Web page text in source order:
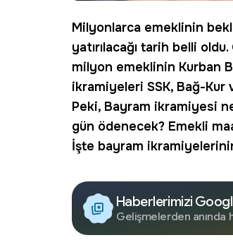
Milyonlarca emeklinin
yatırılacağı tarih belli
milyon emeklinin Kurban
ikramiyeleri SSK, Bağ-Kur
Peki, Bayram ikramiyesi
gün ödenecek? Emekli
İşte bayram
Haberlerimizi
Gelişmelerden anında